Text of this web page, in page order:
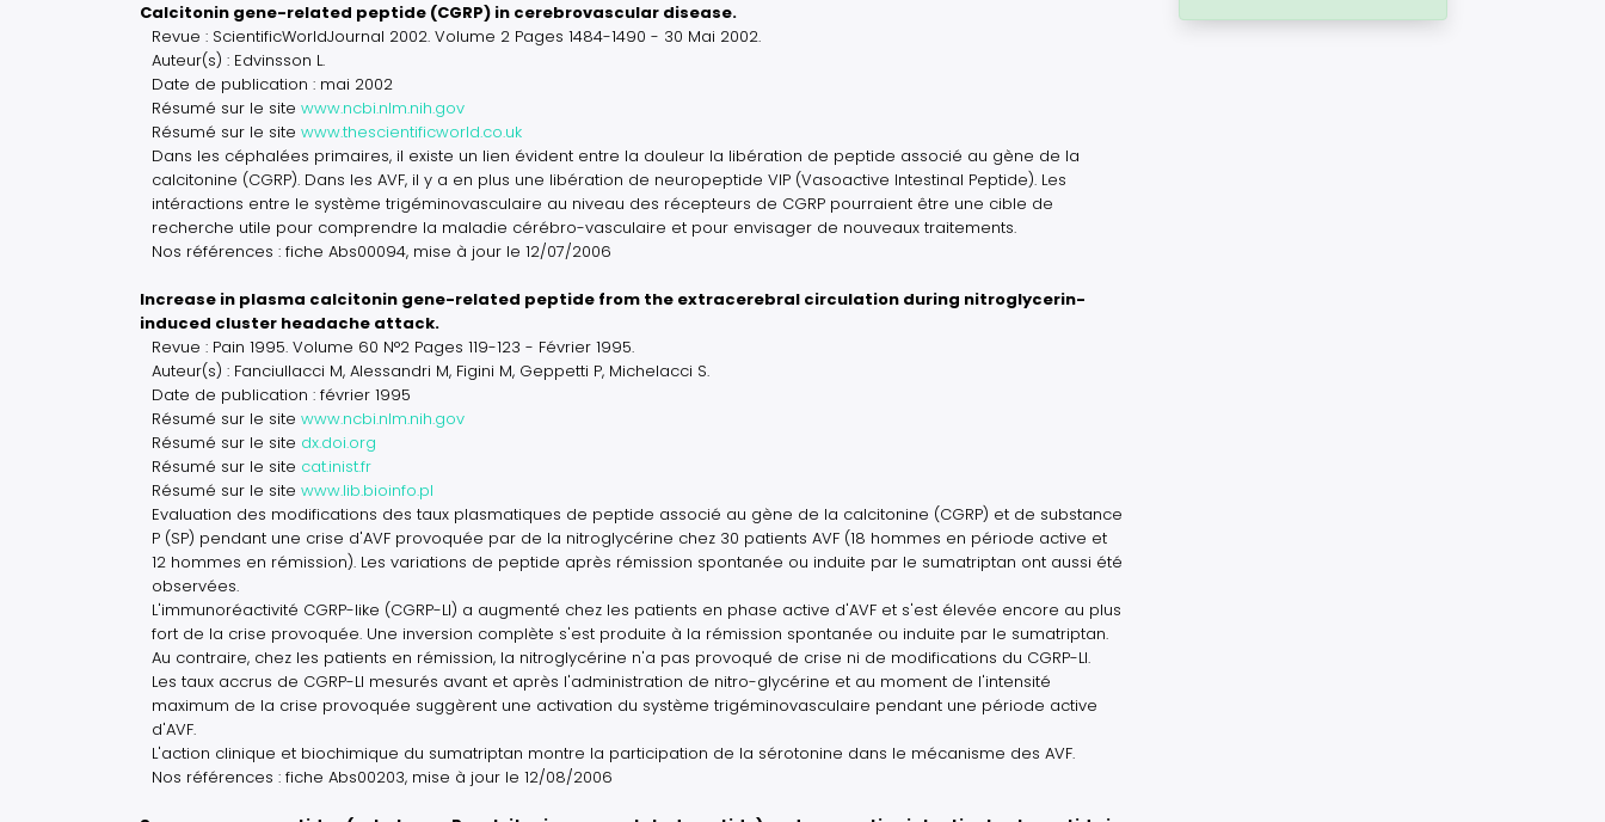
Calcitonin gene-related peptide (CGRP) in cerebrovascular disease.
Revue : ScientificWorldJournal 2002. Volume 2 Pages 1484-1490 - 30 Mai 2002.
Auteur(s) : Edvinsson L.
Date de publication : mai 2002
Résumé sur le site www.ncbi.nlm.nih.gov
Résumé sur le site www.thescientificworld.co.uk
Dans les céphalées primaires, il existe un lien évident entre la douleur la libération de peptide associé au gène de la
calcitonine (CGRP). Dans les AVF, il y a en plus une libération de neuropeptide VIP (Vasoactive Intestinal Peptide). Les
intéractions entre le système trigéminovasculaire au niveau des récepteurs de CGRP pourraient être une cible de
recherche utile pour comprendre la maladie cérébro-vasculaire et pour envisager de nouveaux traitements.
Nos références : fiche Abs00094, mise à jour le 12/07/2006
Increase in plasma calcitonin gene-related peptide from the extracerebral circulation during nitroglycerin-
induced cluster headache attack.
Revue : Pain 1995. Volume 60 N°2 Pages 119-123 - Février 1995.
Auteur(s) : Fanciullacci M, Alessandri M, Figini M, Geppetti P, Michelacci S.
Date de publication : février 1995
Résumé sur le site www.ncbi.nlm.nih.gov
Résumé sur le site dx.doi.org
Résumé sur le site cat.inist.fr
Résumé sur le site www.lib.bioinfo.pl
Evaluation des modifications des taux plasmatiques de peptide associé au gène de la calcitonine (CGRP) et de substance
P (SP) pendant une crise d'AVF provoquée par de la nitroglycérine chez 30 patients AVF (18 hommes en période active et
12 hommes en rémission). Les variations de peptide après rémission spontanée ou induite par le sumatriptan ont aussi été
observées.
L'immunoréactivité CGRP-like (CGRP-LI) a augmenté chez les patients en phase active d'AVF et s'est élevée encore au plus
fort de la crise provoquée. Une inversion complète s'est produite à la rémission spontanée ou induite par le sumatriptan.
Au contraire, chez les patients en rémission, la nitroglycérine n'a pas provoqué de crise ni de modifications du CGRP-LI.
Les taux accrus de CGRP-LI mesurés avant et après l'administration de nitro-glycérine et au moment de l'intensité
maximum de la crise provoquée suggèrent une activation du système trigéminovasculaire pendant une période active
d'AVF.
L'action clinique et biochimique du sumatriptan montre la participation de la sérotonine dans le mécanisme des AVF.
Nos références : fiche Abs00203, mise à jour le 12/08/2006